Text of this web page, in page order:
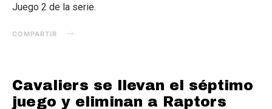
Juego 2 de la serie.
COMPARTIR
Cavaliers se llevan el séptimo
juego y eliminan a Raptors